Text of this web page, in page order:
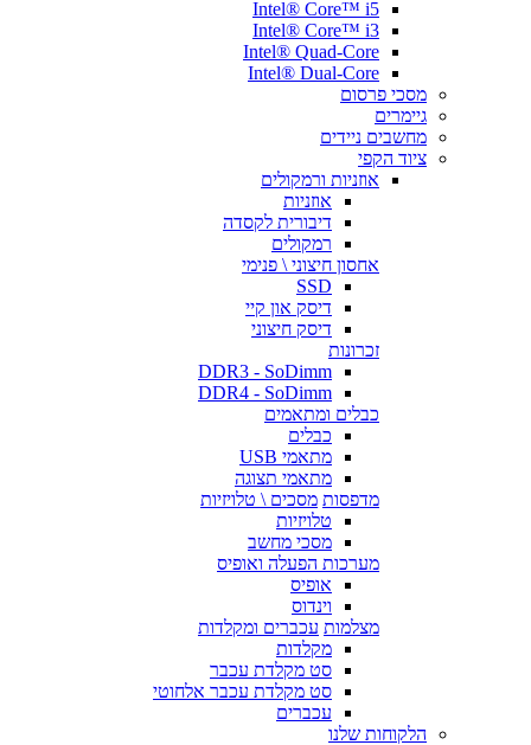
Intel® Core™ i5
Intel® Core™ i3
Intel® Quad-Core
Intel® Dual-Core
מסכי פרסום
גיימרים
מחשבים ניידים
ציוד הקפי
אוזניות ורמקולים
אוזניות
דיבורית לקסדה
רמקולים
אחסון חיצוני \ פנימי
SSD
דיסק און קיי
דיסק חיצוני
זכרונות
DDR3 - SoDimm
DDR4 - SoDimm
כבלים ומתאמים
כבלים
מתאמי USB
מתאמי תצוגה
מדפסות מסכים \ טלויזיות
טלויזיות
מסכי מחשב
מערכות הפעלה ואופיס
אופיס
וינדוס
מצלמות עכברים ומקלדות
מקלדות
סט מקלדת עכבר
סט מקלדת עכבר אלחוטי
עכברים
הלקוחות שלנו